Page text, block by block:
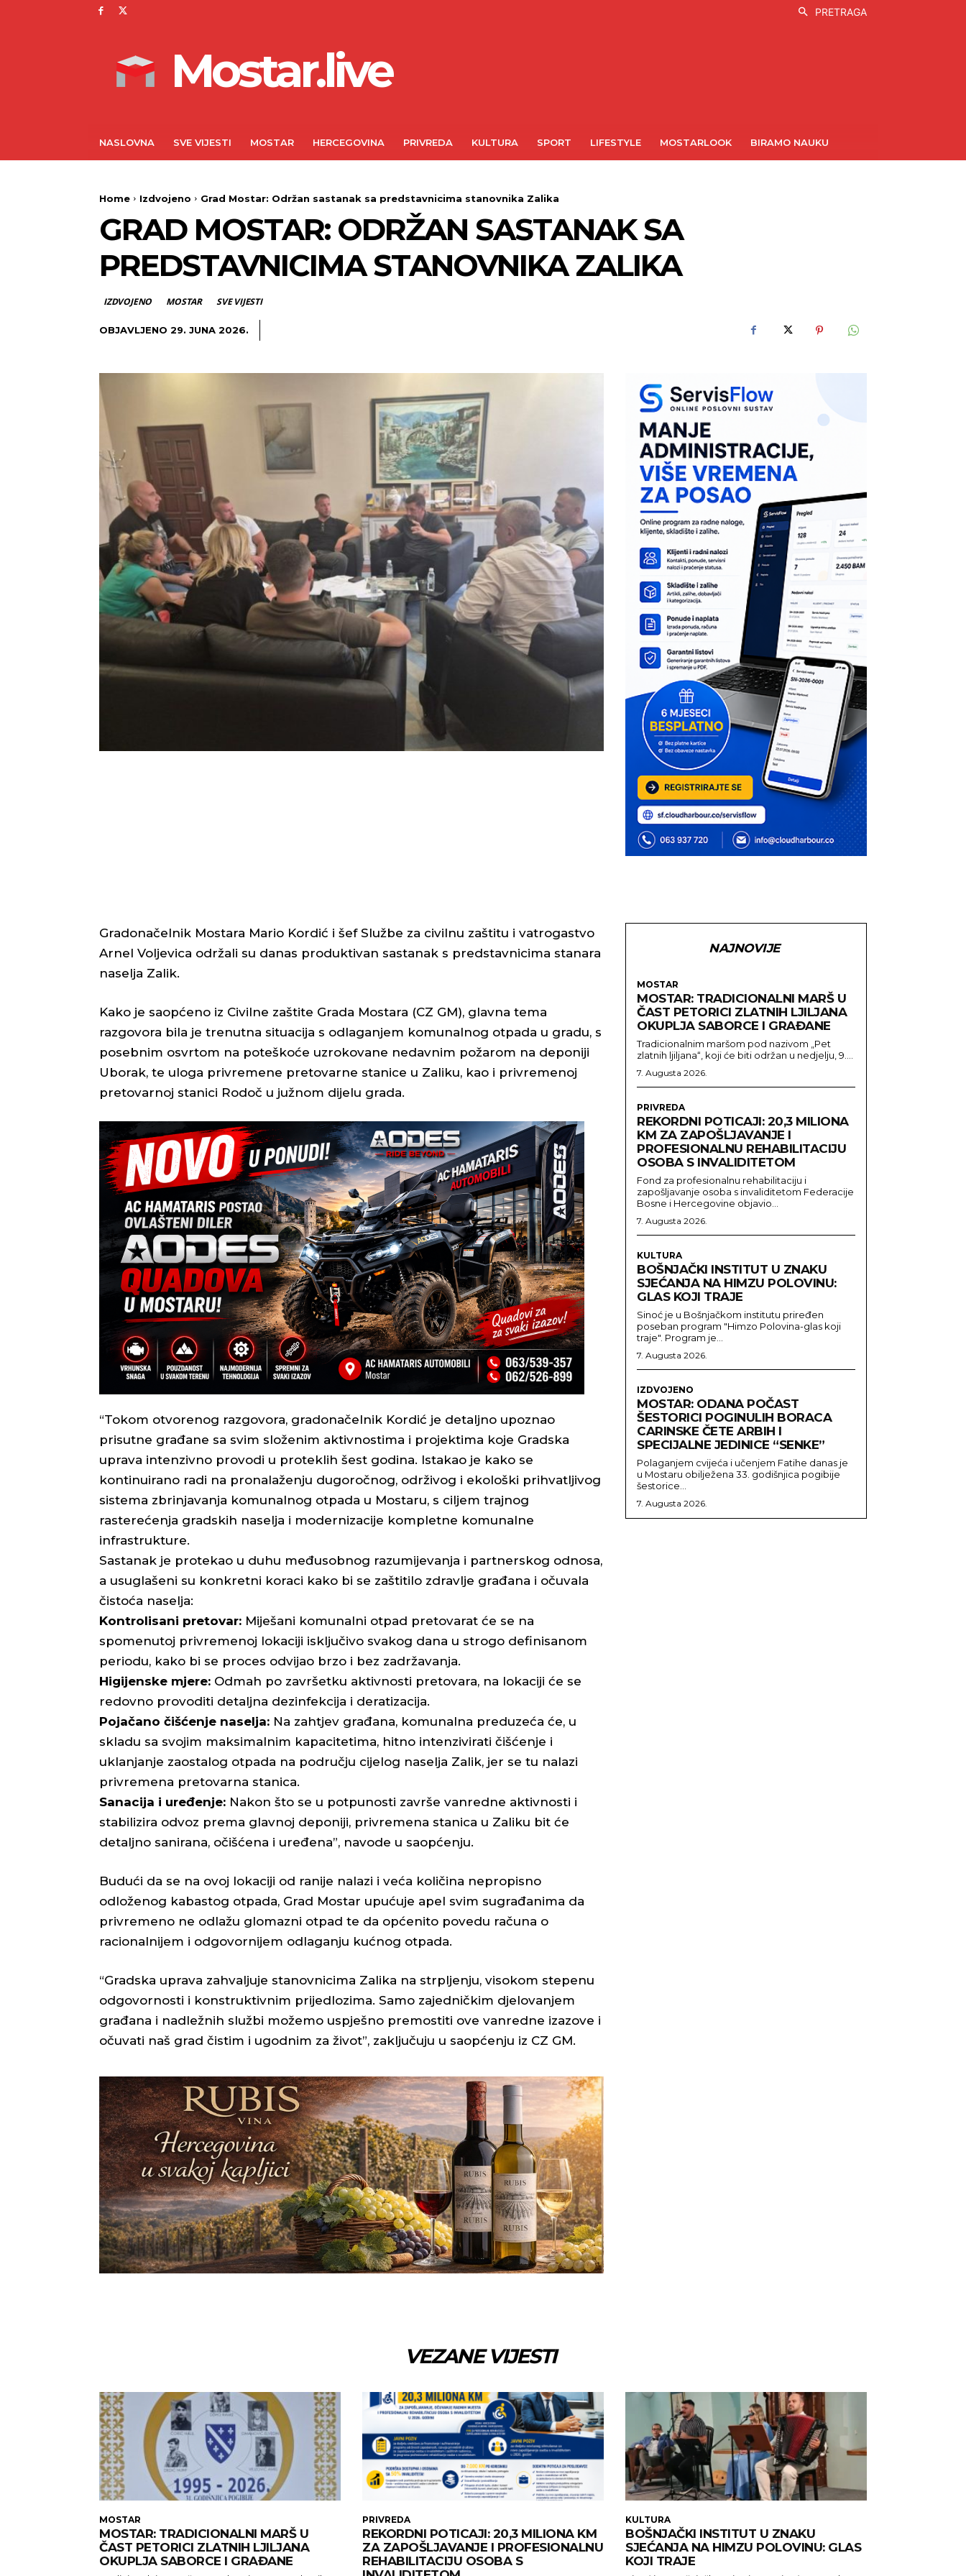
PRETRAGA
Mostar.live
NASLOVNA SVE VIJESTI MOSTAR HERCEGOVINA PRIVREDA KULTURA SPORT LIFESTYLE MOSTARLOOK BIRAMO NAUKU
Home Izdvojeno Grad Mostar: Održan sastanak sa predstavnicima stanovnika Zalika
GRAD MOSTAR: ODRŽAN SASTANAK SA
PREDSTAVNICIMA STANOVNIKA ZALIKA
IZDVOJENO MOSTAR SVE VIJESTI
OBJAVLJENO 29. JUNA 2026.
Gradonačelnik Mostara Mario Kordić i šef Službe za civilnu zaštitu i vatrogastvo
Arnel Voljevica održali su danas produktivan sastanak s predstavnicima stanara
naselja Zalik.
Kako je saopćeno iz Civilne zaštite Grada Mostara (CZ GM), glavna tema
razgovora bila je trenutna situacija s odlaganjem komunalnog otpada u gradu, s
posebnim osvrtom na poteškoće uzrokovane nedavnim požarom na deponiji
Uborak, te uloga privremene pretovarne stanice u Zaliku, kao i privremenoj
pretovarnoj stanici Rodoč u južnom dijelu grada.
“Tokom otvorenog razgovora, gradonačelnik Kordić je detaljno upoznao
prisutne građane sa svim složenim aktivnostima i projektima koje Gradska
uprava intenzivno provodi u proteklih šest godina. Istakao je kako se
kontinuirano radi na pronalaženju dugoročnog, održivog i ekološki prihvatljivog
sistema zbrinjavanja komunalnog otpada u Mostaru, s ciljem trajnog
rasterećenja gradskih naselja i modernizacije kompletne komunalne
infrastrukture.
Sastanak je protekao u duhu međusobnog razumijevanja i partnerskog odnosa,
a usuglašeni su konkretni koraci kako bi se zaštitilo zdravlje građana i očuvala
čistoća naselja:
Kontrolisani pretovar: Miješani komunalni otpad pretovarat će se na
spomenutoj privremenoj lokaciji isključivo svakog dana u strogo definisanom
periodu, kako bi se proces odvijao brzo i bez zadržavanja.
Higijenske mjere: Odmah po završetku aktivnosti pretovara, na lokaciji će se
redovno provoditi detaljna dezinfekcija i deratizacija.
Pojačano čišćenje naselja: Na zahtjev građana, komunalna preduzeća će, u
skladu sa svojim maksimalnim kapacitetima, hitno intenzivirati čišćenje i
uklanjanje zaostalog otpada na području cijelog naselja Zalik, jer se tu nalazi
privremena pretovarna stanica.
Sanacija i uređenje: Nakon što se u potpunosti završe vanredne aktivnosti i
stabilizira odvoz prema glavnoj deponiji, privremena stanica u Zaliku bit će
detaljno sanirana, očišćena i uređena”, navode u saopćenju.
Budući da se na ovoj lokaciji od ranije nalazi i veća količina nepropisno
odloženog kabastog otpada, Grad Mostar upućuje apel svim sugrađanima da
privremeno ne odlažu glomazni otpad te da općenito povedu računa o
racionalnijem i odgovornijem odlaganju kućnog otpada.
“Gradska uprava zahvaljuje stanovnicima Zalika na strpljenju, visokom stepenu
odgovornosti i konstruktivnim prijedlozima. Samo zajedničkim djelovanjem
građana i nadležnih službi možemo uspješno premostiti ove vanredne izazove i
očuvati naš grad čistim i ugodnim za život”, zaključuju u saopćenju iz CZ GM.
NAJNOVIJE
MOSTAR
MOSTAR: TRADICIONALNI MARŠ U
ČAST PETORICI ZLATNIH LJILJANA
OKUPLJA SABORCE I GRAĐANE
Tradicionalnim maršom pod nazivom „Pet
zlatnih ljiljana“, koji će biti održan u nedjelju, 9....
7. Augusta 2026.
PRIVREDA
REKORDNI POTICAJI: 20,3 MILIONA
KM ZA ZAPOŠLJAVANJE I
PROFESIONALNU REHABILITACIJU
OSOBA S INVALIDITETOM
Fond za profesionalnu rehabilitaciju i
zapošljavanje osoba s invaliditetom Federacije
Bosne i Hercegovine objavio...
7. Augusta 2026.
KULTURA
BOŠNJAČKI INSTITUT U ZNAKU
SJEĆANJA NA HIMZU POLOVINU:
GLAS KOJI TRAJE
Sinoć je u Bošnjačkom institutu priređen
poseban program "Himzo Polovina-glas koji
traje". Program je...
7. Augusta 2026.
IZDVOJENO
MOSTAR: ODANA POČAST
ŠESTORICI POGINULIH BORACA
CARINSKE ČETE ARBIH I
SPECIJALNE JEDINICE “SENKE”
Polaganjem cvijeća i učenjem Fatihe danas je
u Mostaru obilježena 33. godišnjica pogibije
šestorice...
7. Augusta 2026.
VEZANE VIJESTI
MOSTAR
MOSTAR: TRADICIONALNI MARŠ U
ČAST PETORICI ZLATNIH LJILJANA
OKUPLJA SABORCE I GRAĐANE
PRIVREDA
REKORDNI POTICAJI: 20,3 MILIONA KM
ZA ZAPOŠLJAVANJE I PROFESIONALNU
REHABILITACIJU OSOBA S
KULTURA
BOŠNJAČKI INSTITUT U ZNAKU
SJEĆANJA NA HIMZU POLOVINU: GLAS
KOJI TRAJE